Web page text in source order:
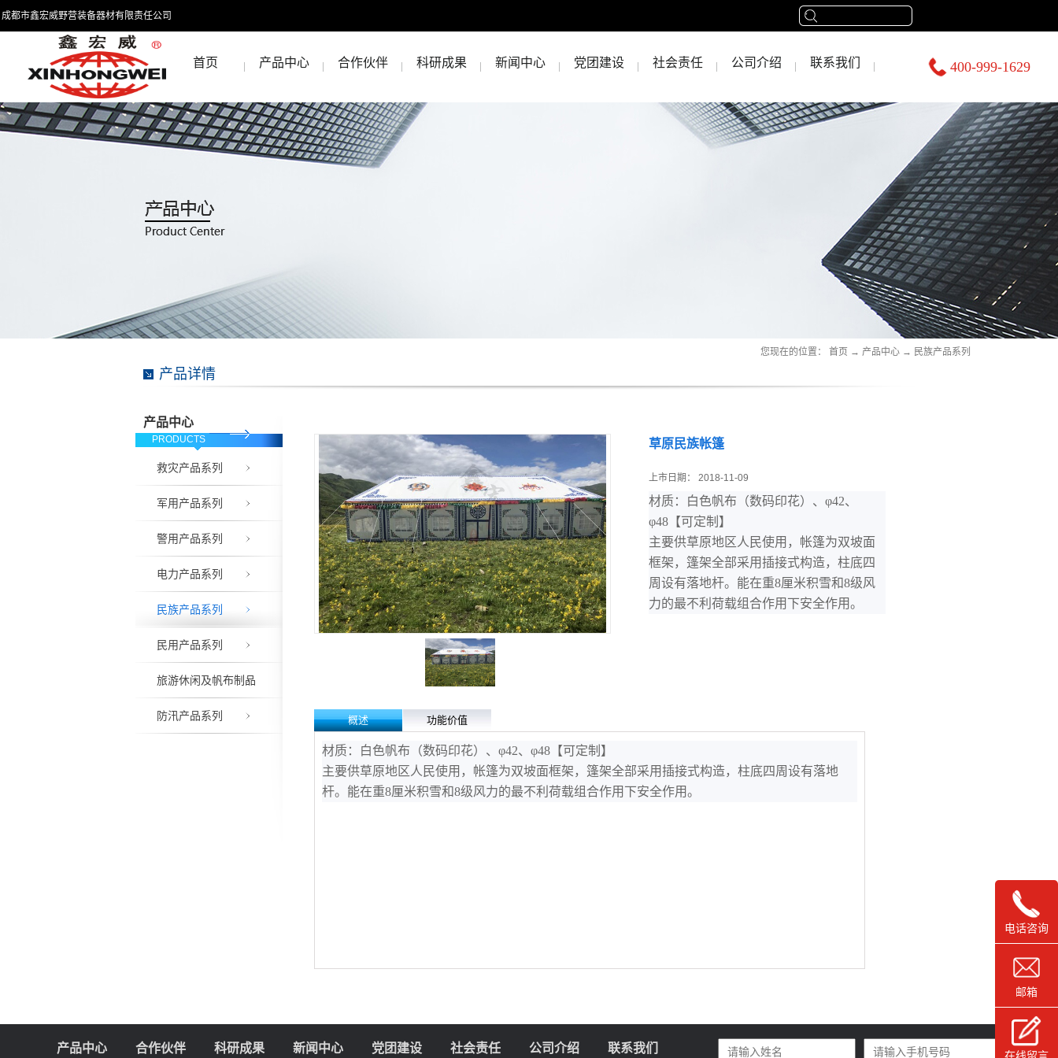
成都市鑫宏威野营装备器材有限责任公司
首页 产品中心 合作伙伴 科研成果 新闻中心 党团建设 社会责任 公司介绍 联系我们 400-999-1629
产品中心
PRODUCTS
救灾产品系列
军用产品系列
警用产品系列
电力产品系列
民族产品系列
民用产品系列
旅游休闲及帆布制品
防汛产品系列
产品详情
您现在的位置： 首页 → 产品中心 → 民族产品系列
草原民族帐篷
上市日期： 2018-11-09
材质：白色帆布（数码印花）、φ42、
φ48 【可定制 】
主要供草原地区人民使用， 帐篷为双坡面
框架，篷架全部采用插接式构造，柱底四
周设有落地杆。能在重8厘米积雪和8级风
力的最不利荷载组合作用下安全作用。
概述 功能价值
材质：白色帆布（数码印花）、φ42、φ48 【可定制 】
主要供草原地区人民使用， 帐篷为双坡面框架，篷架全部采用插接式构造，柱底四周设有落地
杆。能在重8厘米积雪和8级风力的最不利荷载组合作用下安全作用。
产品中心 合作伙伴 科研成果 新闻中心 党团建设 社会责任 公司介绍 联系我们
电话咨询
邮箱